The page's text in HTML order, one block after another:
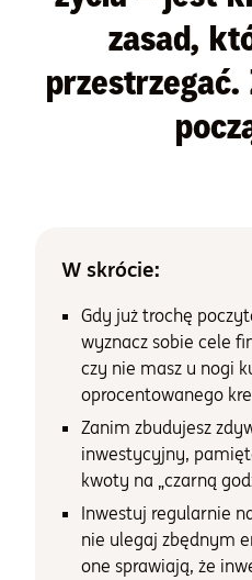
zasad,
przestrzegać.
W skrócie:
Gdy już trochę
wyznacz sobie cele
czy nie masz u nogi
oprocentowanego
Zanim zbudujesz
inwestycyjny,
kwoty na „czarną
Inwestuj regularnie
nie ulegaj zbędnym
one sprawiają, że